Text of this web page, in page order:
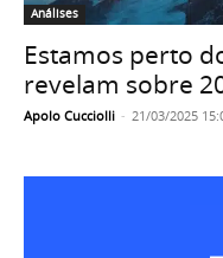
Análises
Estamos perto
revelam sobre
Apolo Cucciolli - 21/03/2025